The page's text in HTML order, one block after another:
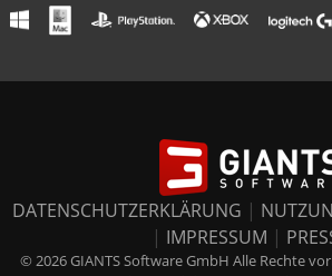
DATENSCHUTZERKLÄRUNG |
| IMPRESSUM |
© 2026 GIANTS Software GmbH Alle Rechte